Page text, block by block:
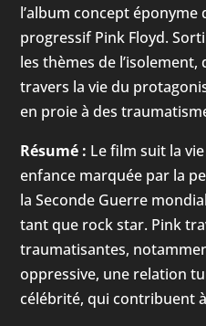
l’album concept
progressif Pink Floyd.
les thèmes de
travers la vie du
en proie à des
Résumé : Le film suit la
enfance marquée par la
la Seconde Guerre
tant que rock star. Pink
traumatisantes,
oppressive, une relation
célébrité, qui contribuent